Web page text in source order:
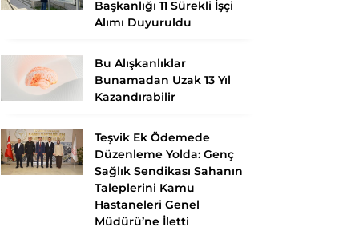
Başkanlığı 11 Sürekli İşçi
Alımı Duyuruldu
Bu Alışkanlıklar
Bunamadan Uzak 13 Yıl
Kazandırabilir
Teşvik Ek Ödemede
Düzenleme Yolda: Genç
Sağlık Sendikası Sahanın
Taleplerini Kamu
Hastaneleri Genel
Müdürü’ne İletti